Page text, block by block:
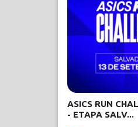
ASICS RUN
- ETAPA SALV...